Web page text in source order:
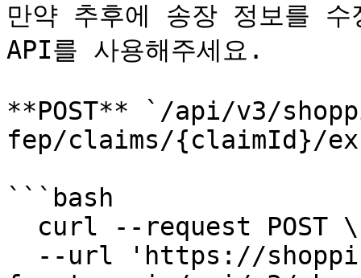
만약 추후에 송장 정보를
API를 사용해주세요.
**POST** `/api/v3/
fep/claims/{claimId}/
```bash